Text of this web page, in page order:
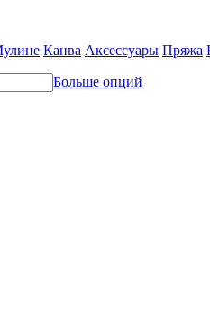
Канва Аксессуары Пряжа
Больше опций